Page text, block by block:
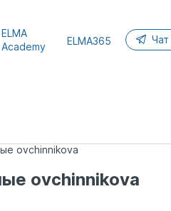
ELMA
Academy
ELMA365
ovchinnikova
ovchinnikova